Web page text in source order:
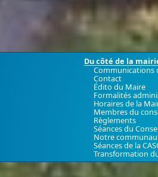
Du côté de la
Communications
Contact
Édito du Maire
Formalités
Horaires de la
Membres du
Règlements
Séances du
Notre
Séances de la
Transformation